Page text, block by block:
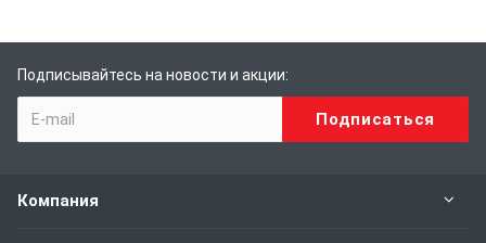
Подписывайтесь на новости и акции:
Компания